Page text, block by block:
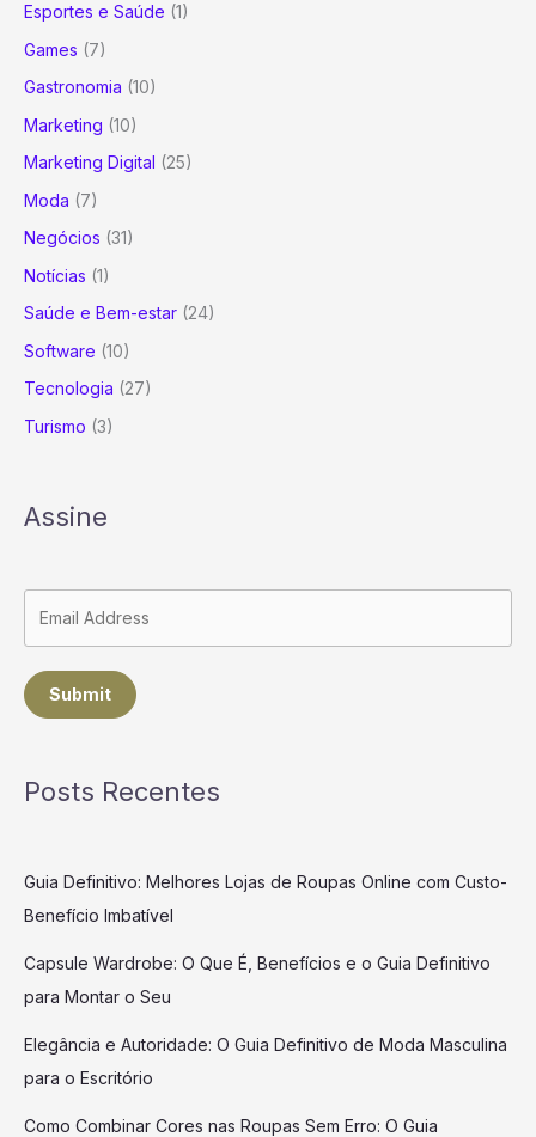
Esportes e Saúde (1)
Games (7)
Gastronomia (10)
Marketing (10)
Marketing Digital (25)
Moda (7)
Negócios (31)
Notícias (1)
Saúde e Bem-estar (24)
Software (10)
Tecnologia (27)
Turismo (3)
Assine
Submit
Posts Recentes
Guia Definitivo: Melhores Lojas de Roupas Online com Custo-
Benefício Imbatível
Capsule Wardrobe: O Que É, Benefícios e o Guia Definitivo
para Montar o Seu
Elegância e Autoridade: O Guia Definitivo de Moda Masculina
para o Escritório
Como Combinar Cores nas Roupas Sem Erro: O Guia